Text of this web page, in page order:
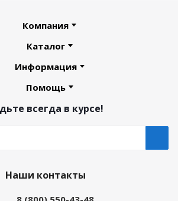
Компания
Каталог
Информация
Помощь
всегда в курсе!
Наши контакты